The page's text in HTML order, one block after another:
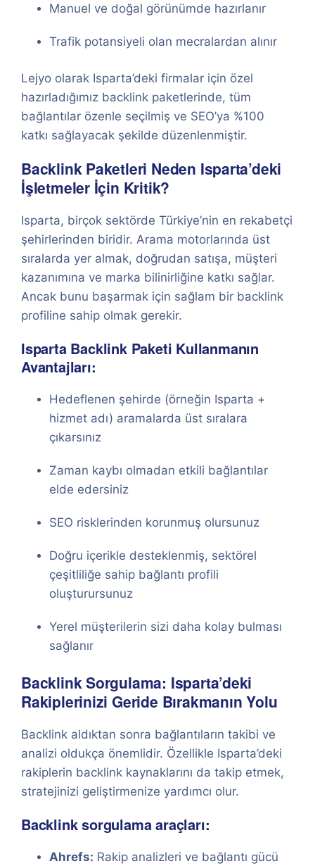
Manuel ve doğal görünümde hazırlanır
Trafik potansiyeli olan mecralardan alınır
Lejyo olarak Isparta’deki firmalar için özel
hazırladığımız backlink paketlerinde, tüm
bağlantılar özenle seçilmiş ve SEO’ya %100
katkı sağlayacak şekilde düzenlenmiştir.
Backlink Paketleri Neden Isparta’deki
İşletmeler İçin Kritik?
Isparta, birçok sektörde Türkiye’nin en rekabetçi
şehirlerinden biridir. Arama motorlarında üst
sıralarda yer almak, doğrudan satışa, müşteri
kazanımına ve marka bilinirliğine katkı sağlar.
Ancak bunu başarmak için sağlam bir backlink
profiline sahip olmak gerekir.
Isparta Backlink Paketi Kullanmanın
Avantajları:
Hedeflenen şehirde (örneğin Isparta +
hizmet adı) aramalarda üst sıralara
çıkarsınız
Zaman kaybı olmadan etkili bağlantılar
elde edersiniz
SEO risklerinden korunmuş olursunuz
Doğru içerikle desteklenmiş, sektörel
çeşitliliğe sahip bağlantı profili
oluşturursunuz
Yerel müşterilerin sizi daha kolay bulması
sağlanır
Backlink Sorgulama: Isparta’deki
Rakiplerinizi Geride Bırakmanın Yolu
Backlink aldıktan sonra bağlantıların takibi ve
analizi oldukça önemlidir. Özellikle Isparta’deki
rakiplerin backlink kaynaklarını da takip etmek,
stratejinizi geliştirmenize yardımcı olur.
Backlink sorgulama araçları:
Ahrefs: Rakip analizleri ve bağlantı gücü